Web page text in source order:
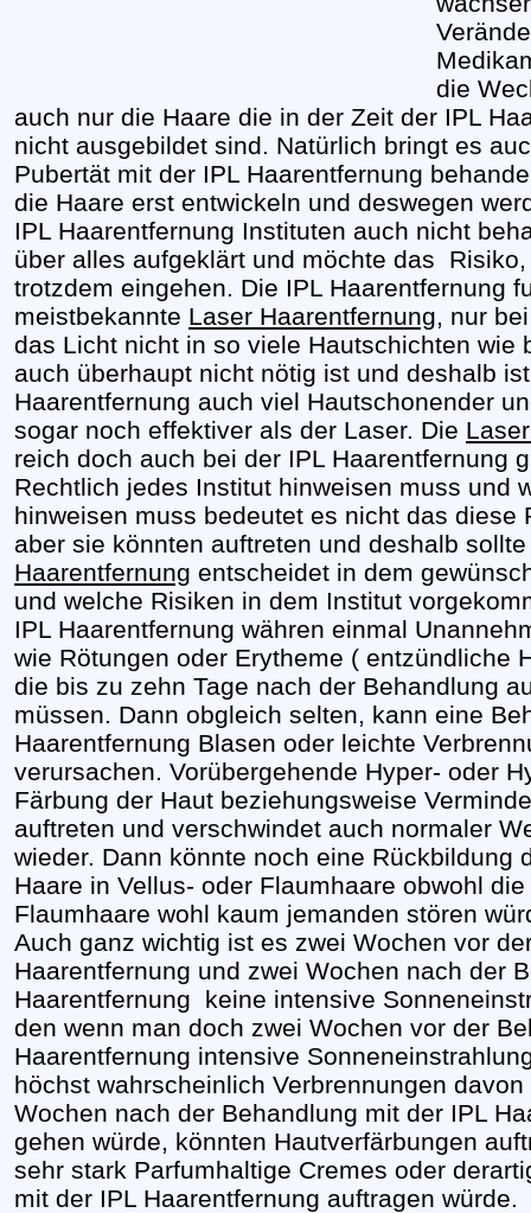
die
auch nur die Haare die in der Zeit der IPL
nicht ausgebildet sind. Natürlich bringt es
Pubertät mit der IPL Haarentfernung
die Haare erst entwickeln und deswegen
IPL Haarentfernung Instituten auch nicht
über alles aufgeklärt und möchte das
trotzdem eingehen. Die IPL Haarentfernung
meistbekannte Laser Haarentfernung, nur
das Licht nicht in so viele Hautschichten wie
auch überhaupt nicht nötig ist und deshalb
Haarentfernung auch viel Hautschonender
sogar noch effektiver als der Laser. Die
reich doch auch bei der IPL Haarentfernung
Rechtlich jedes Institut hinweisen muss und
hinweisen muss bedeutet es nicht das diese
aber sie könnten auftreten und deshalb
Haarentfernung entscheidet in dem
und welche Risiken in dem Institut
IPL Haarentfernung währen einmal
wie Rötungen oder Erytheme ( entzündliche
die bis zu zehn Tage nach der Behandlung
müssen. Dann obgleich selten, kann eine
Haarentfernung Blasen oder leichte
verursachen. Vorübergehende Hyper- oder
Färbung der Haut beziehungsweise
auftreten und verschwindet auch normaler
wieder. Dann könnte noch eine Rückbildung
Haare in Vellus- oder Flaumhaare obwohl
Flaumhaare wohl kaum jemanden stören
Auch ganz wichtig ist es zwei Wochen vor
Haarentfernung und zwei Wochen nach der
Haarentfernung keine intensive
den wenn man doch zwei Wochen vor der
Haarentfernung intensive
höchst wahrscheinlich Verbrennungen
Wochen nach der Behandlung mit der IPL
gehen würde, könnten Hautverfärbungen
sehr stark Parfumhaltige Cremes oder
mit der IPL Haarentfernung auftragen würde.